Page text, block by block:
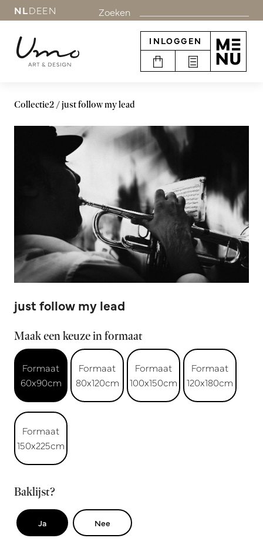
NLDEEN Zoeken
INLOGGEN
Collectie2 just follow my lead
just follow my lead
Maak een keuze in formaat
Formaat
60x90cm
Formaat
80x120cm
Formaat
100x150cm
Formaat
120x180cm
Formaat
150x225cm
Baklijst?
Ja Nee